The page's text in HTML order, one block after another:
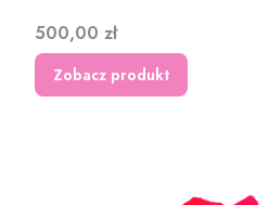
Cena
500,00 zł
Zobacz produkt